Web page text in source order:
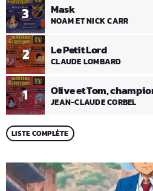
1 Olive et Tom,
JEAN-CLAUDE CORBEL
2 Le Petit Lord
CLAUDE LOMBARD
3 Mask
NOAM ET NICK CARR
LISTE COMPLÈTE